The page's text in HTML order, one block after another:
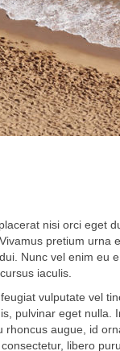
nisi orci eget
pretium urna
Nunc vel enim eu
iaculis.
vulputate vel
pulvinar eget nulla.
augue, id
libero